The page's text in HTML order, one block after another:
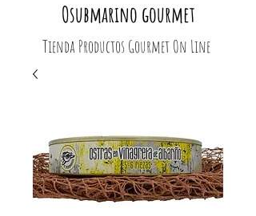
Osubmarino gourmet
Tienda Productos Gourmet On Line